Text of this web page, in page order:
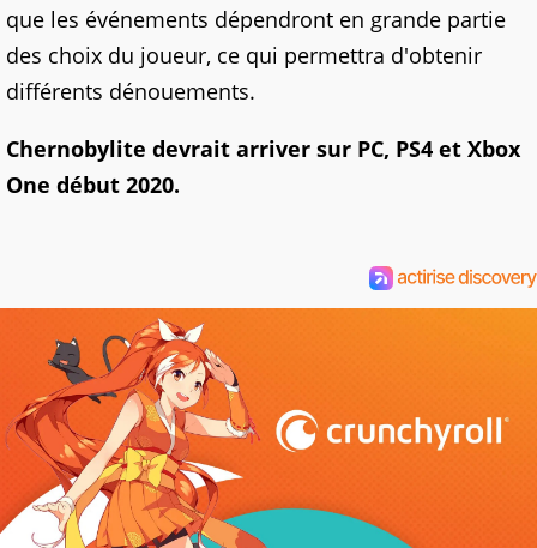
que les événements dépendront en grande partie
des choix du joueur, ce qui permettra d'obtenir
différents dénouements.
Chernobylite devrait arriver sur PC, PS4 et Xbox
One début 2020.